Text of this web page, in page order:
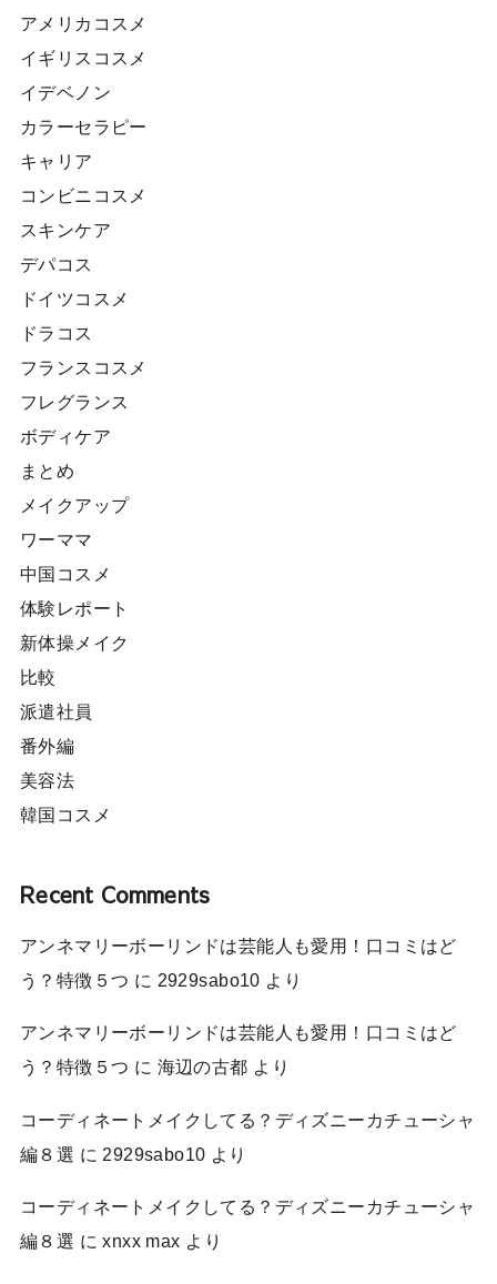
アメリカコスメ
イギリスコスメ
イデベノン
カラーセラピー
キャリア
コンビニコスメ
スキンケア
デパコス
ドイツコスメ
ドラコス
フランスコスメ
フレグランス
ボディケア
まとめ
メイクアップ
ワーママ
中国コスメ
体験レポート
新体操メイク
比較
派遣社員
番外編
美容法
韓国コスメ
Recent Comments
アンネマリーボーリンドは芸能人も愛用！口コミはど
う？特徴５つ に 2929sabo10 より
アンネマリーボーリンドは芸能人も愛用！口コミはど
う？特徴５つ に 海辺の古都 より
コーディネートメイクしてる？ディズニーカチューシャ
編８選 に 2929sabo10 より
コーディネートメイクしてる？ディズニーカチューシャ
編８選 にxnxx max より